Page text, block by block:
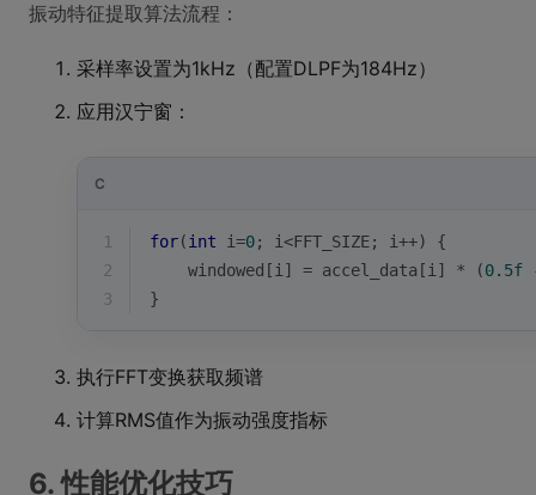
振动特征提取算法流程：
采样率设置为1kHz（配置DLPF为184Hz）
应用汉宁窗：
C
1 for(int i=0; i<FFT_SIZE; i++) {
2
    windowed[i] = accel_data[i] * (
0.5f
3
}
执行FFT变换获取频谱
计算RMS值作为振动强度指标
6. 性能优化技巧